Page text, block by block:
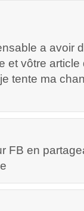
a avoir
et vôtre
tente ma
FB en